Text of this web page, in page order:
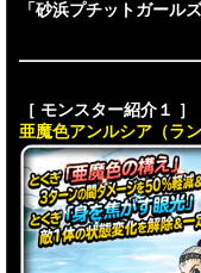
「砂浜プチットガール
［ モンスター紹介１ ］
亜魔色アンルシア（ラン